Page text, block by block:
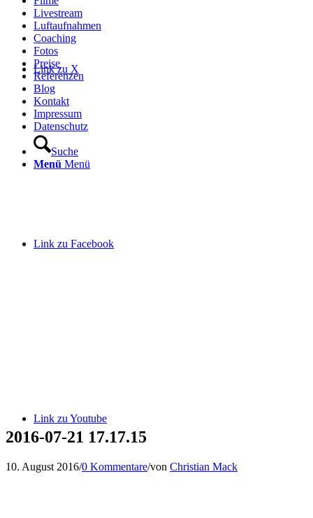
Link zu X
Link zu Facebook
Link zu Youtube
Livestream
Luftaufnahmen
Coaching
Fotos
Preise
Referenzen
Blog
Kontakt
Impressum
Datenschutz
Suche
Menü Menü
2016-07-21 17.17.15
10. August 2016/0 Kommentare/von Christian Mack